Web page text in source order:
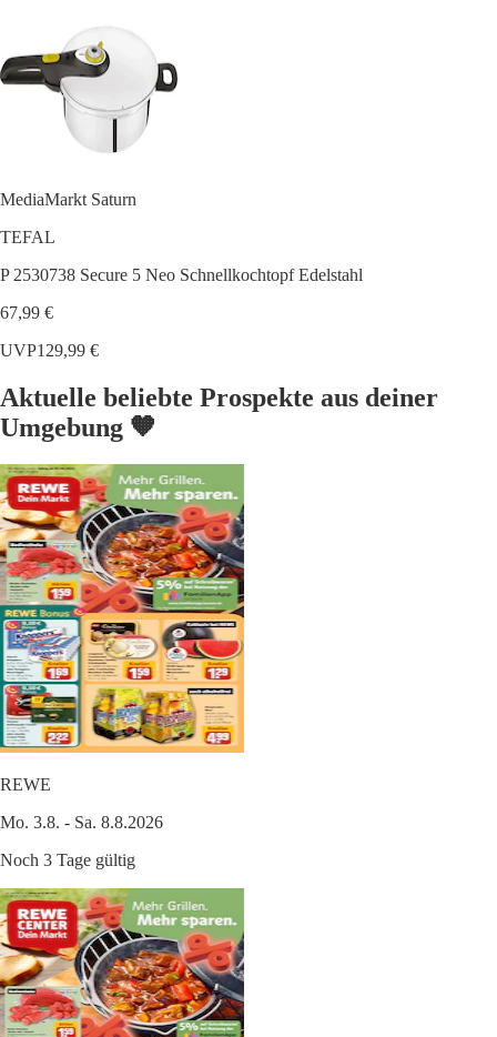
MediaMarkt Saturn
TEFAL
P 2530738 Secure 5 Neo Schnellkochtopf Edelstahl
67,99 €
UVP129,99 €
Aktuelle beliebte Prospekte aus deiner
Umgebung 🧡
REWE
Mo. 3.8. - Sa. 8.8.2026
Noch 3 Tage gültig